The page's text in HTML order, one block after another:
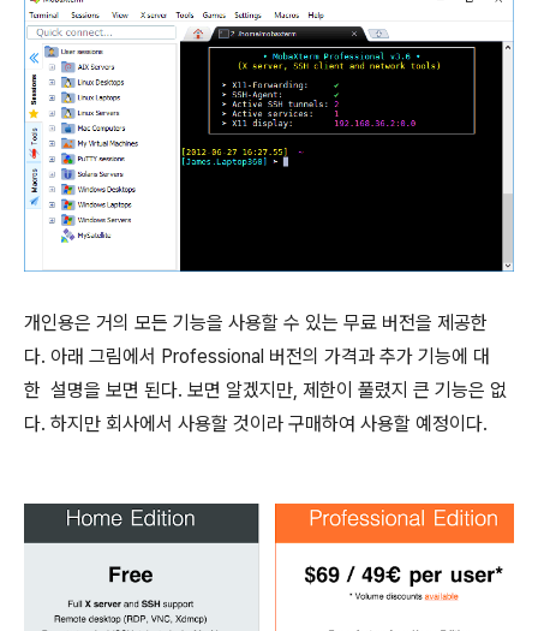
개인용은 거의 모든 기능을 사용할 수 있는 무료 버전을 제공한
다. 아래 그림에서 Professional 버전의 가격과 추가 기능에 대
한 설명을 보면 된다. 보면 알겠지만, 제한이 풀렸지 큰 기능은 없
다. 하지만 회사에서 사용할 것이라 구매하여 사용할 예정이다.